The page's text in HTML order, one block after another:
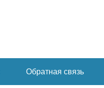
Обратная связь